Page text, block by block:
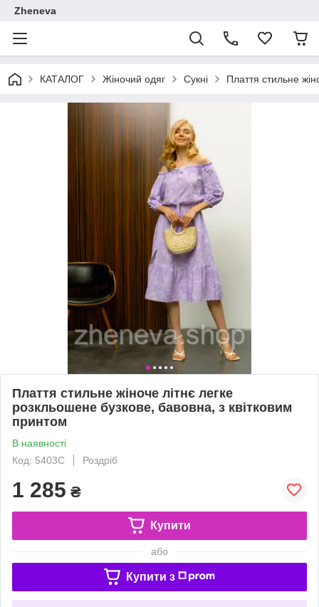
Zheneva
КАТАЛОГ Жіночий одяг Сукні Плаття стильне
Плаття стильне жіноче літнє легке
розкльошене бузкове, бавовна, з квітковим
принтом
В наявності
Код: 5403С
Роздріб
1 285 ₴
Купити
або
Купити з